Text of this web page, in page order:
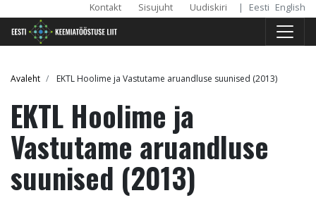
main
Päise
menüü
Kontakt Sisujuht Uudiskiri | Eesti English
Breadcrumb
Avaleht EKTL Hoolime ja Vastutame aruandluse suunised (2013)
EKTL Hoolime ja
Vastutame aruandluse
suunised (2013)